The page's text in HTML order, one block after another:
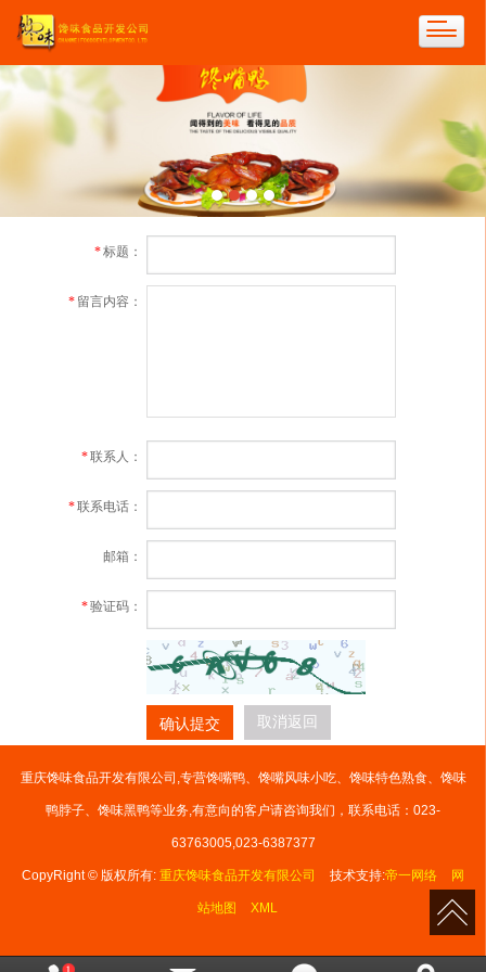
*标题：
* 留言内容：
*联系人：
*联系电话：
邮箱：
*验证码：
确认提交 取消返回
重庆馋味食品开发有限公司,专营馋嘴鸭、馋嘴风味小吃、馋味特色熟食、馋味
鸭脖子、馋味黑鸭等业务,有意向的客户请咨询我们，联系电话：023-
63763005,023-6387377
CopyRight © 版权所有: 重庆馋味食品开发有限公司 技术支持:帝一网络 网
站地图 XML